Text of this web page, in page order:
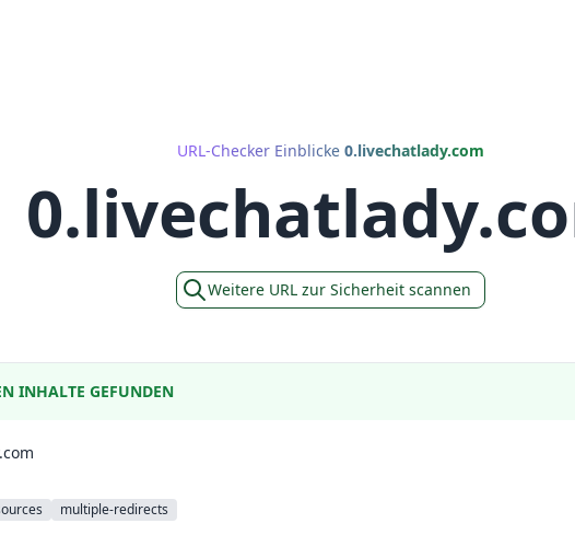
URL-Checker Einblicke 0.livechatlady.com
Weitere URL zur Sicherheit scannen
INHALTE GEFUNDEN
multiple-redirects